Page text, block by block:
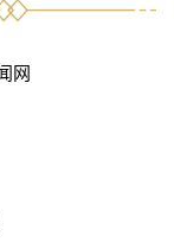
网